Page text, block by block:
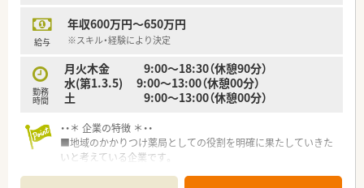
給与
年収600万円～650万円
※スキル・経験により決定
勤務
時間
月火木金 9:00～18:30（休憩90分）
水(第1.3.5) 9:00～13:00（休憩00分）
土 9:00～13:00（休憩00分）
・・＊ 企業の特徴 ＊・・
■地域のかかりつけ薬局としての役割を明確に果たしていきた
いと考えている企業です。